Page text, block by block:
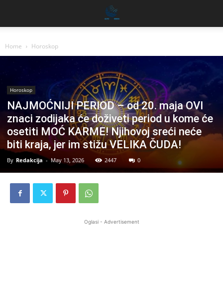
Home Horoskop
Horoskop
NAJMOĆNIJI PERIOD – od 20. maja OVI
znaci zodijaka će doživeti period u kome će
osetiti MOĆ KARME! Njihovoj sreći neće
biti kraja, jer im stižu VELIKA ČUDA!
By Redakcija - May 13, 2026 2447 0
Oglasi - Advertisement